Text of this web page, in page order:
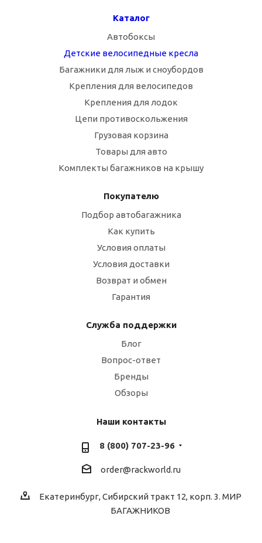
Каталог
Автобоксы
Детские велосипедные кресла
Багажники для лыж и сноубордов
Крепления для велосипедов
Крепления для лодок
Цепи противоскольжения
Грузовая корзина
Товары для авто
Комплекты багажников на крышу
Покупателю
Подбор автобагажника
Как купить
Условия оплаты
Условия доставки
Возврат и обмен
Гарантия
Служба поддержки
Блог
Вопрос-ответ
Бренды
Обзоры
Наши контакты
8 (800) 707-23-96
order@rackworld.ru
Екатеринбург, Сибирский тракт 12, корп. 3. МИР
БАГАЖНИКОВ